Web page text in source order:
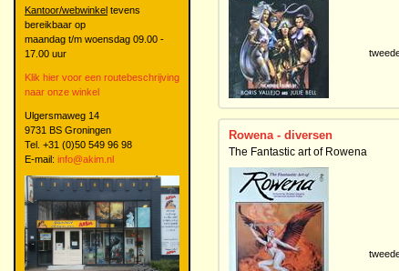
Rowena - diversen
The Fantastic art of Rowena
Kantoor/webwinkel tevens
bereikbaar op
maandag t/m woensdag 09.00 -
17.00 uur
Klik hier voor een routebeschrijving
naar onze winkel
Ulgersmaweg 14
9731 BS Groningen
Tel. +31 (0)50 549 96 98
E-mail: info@akim.nl